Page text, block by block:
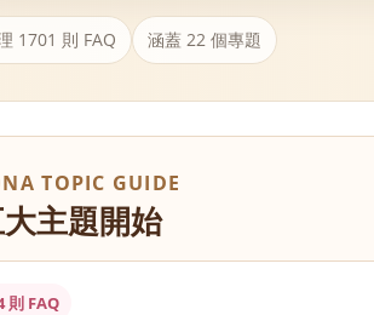
1701 則 FAQ 涵蓋 22 個專題
TOPIC GUIDE
主題開始
則 FAQ